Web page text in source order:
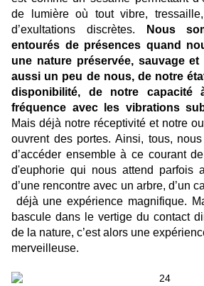
de lumière où tout vibre,
d’exultations discrètes.
Nous
entourés de présences quand
une nature préservée, sauvage et
aussi un peu de nous, de notre
disponibilité, de notre capacité
fréquence avec les vibrations
Mais déjà notre réceptivité et notre
ouvrent des portes. Ainsi, tous,
d’accéder ensemble à ce courant
d'euphorie qui nous attend parfois
d’une rencontre avec un arbre, d’un
déjà une expérience magnifique.
bascule dans le vertige du contact
de la nature, c’est alors une
merveilleuse.